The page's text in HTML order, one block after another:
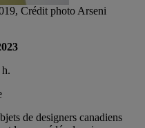
Crédit photo Arseni
de designers canadiens